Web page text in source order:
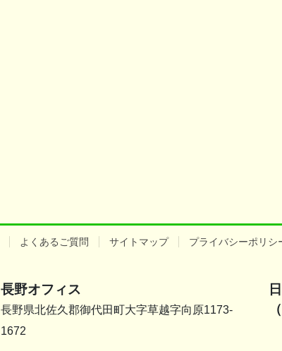
よくあるご質問 サイトマップ プライバシーポリシ
長野オフィス
長野県北佐久郡御代田町大字草越字向原1173-
1672